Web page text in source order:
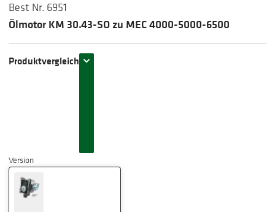
Best Nr. 6951
Ölmotor KM 30.43-SO zu MEC 4000-5000-6500
Produktvergleich
Version